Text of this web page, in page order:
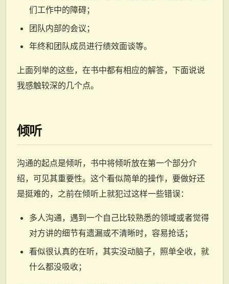
们工作中的障碍；
团队内部的会议；
年终和团队成员进行绩效面谈等。
上面列举的这些，在书中都有相应的解答，下面说说
我感触较深的几个点。
倾听
沟通的起点是倾听，书中将倾听放在第一个部分介
绍，可见其重要性。这个看似简单的操作，要做好还
是挺难的，之前在倾听上就犯过这样一些错误：
多人沟通，遇到一个自己比较熟悉的领域或者觉得
对方讲的细节有遗漏或不清晰时，容易抢话；
看似很认真的在听，其实没动脑子，照单全收，就
什么都没吸收；